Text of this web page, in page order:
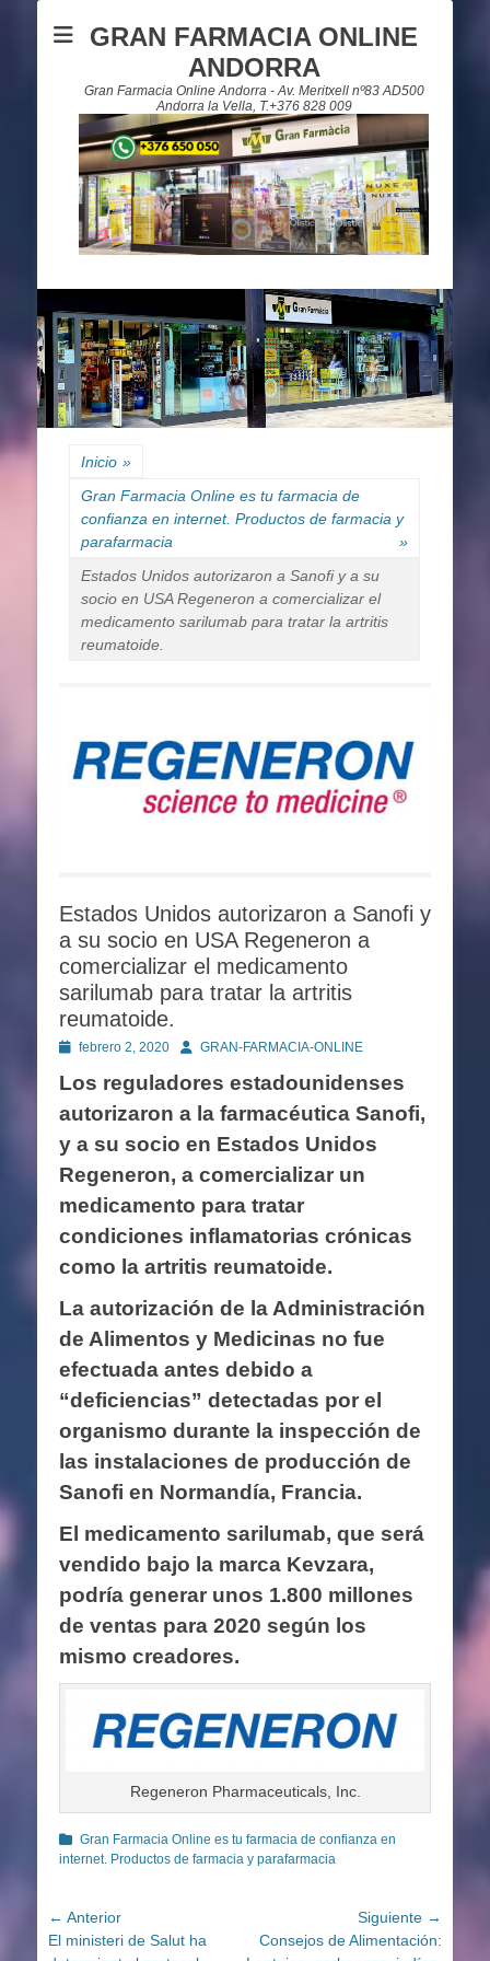
GRAN FARMACIA ONLINE
ANDORRA
Gran Farmacia Online Andorra - Av. Meritxell nº83 AD500
Andorra la Vella, T.+376 828 009
Inicio »
Gran Farmacia Online es tu farmacia de
confianza en internet. Productos de farmacia y
parafarmacia
»
Estados Unidos autorizaron a Sanofi y a su
socio en USA Regeneron a comercializar el
medicamento sarilumab para tratar la artritis
reumatoide.
Estados Unidos autorizaron a Sanofi y
a su socio en USA Regeneron a
comercializar el medicamento
sarilumab para tratar la artritis
reumatoide.
Publicado
febrero 2, 2020 AutorGRAN-FARMACIA-ONLINE
Los reguladores estadounidenses
autorizaron a la farmacéutica Sanofi,
y a su socio en Estados Unidos
Regeneron, a comercializar un
medicamento para tratar
condiciones inflamatorias crónicas
como la artritis reumatoide.
La autorización de la Administración
de Alimentos y Medicinas no fue
efectuada antes debido a
“deficiencias” detectadas por el
organismo durante la inspección de
las instalaciones de producción de
Sanofi en Normandía, Francia.
El medicamento sarilumab, que será
vendido bajo la marca Kevzara,
podría generar unos 1.800 millones
de ventas para 2020 según los
mismo creadores.
Regeneron Pharmaceuticals, Inc.
Categorías
Gran Farmacia Online es tu farmacia de confianza en
internet. Productos de farmacia y parafarmacia
Navegación
de
← Anterior
Entrada
El ministeri de Salut ha
Siguiente →
Entrada
Consejos de Alimentación: